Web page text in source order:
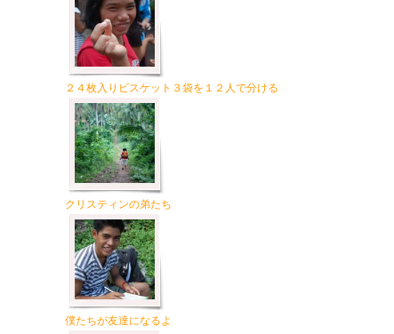
２４枚入りビスケット３袋を１２人で分ける
クリスティンの弟たち
僕たちが友達になるよ